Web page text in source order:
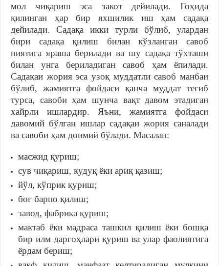
мол чиқариш эса закот дейилади. Гоҳида
қилинган ҳар бир яхшилик иш ҳам садақа
дейилади. Садақа икки турли бўлиб, улардан
бири садақа қилиш билан кўзланган савоб
ниятига яраша берилади ва шу садақа тўхташи
билан унга бериладиган савоб ҳам ёпилади.
Садақаи жория эса узоқ муддатли савоб манбаи
бўлиб, жамиятга фойдаси қанча муддат тегиб
турса, савоби ҳам шунча вақт давом этадиган
хайрли ишлардир. Яъни, жамиятга фойдаси
давомий бўлган ишлар садақаи жория саналади
ва савоби ҳам доимий бўлади. Масалан:
масжид қуриш;
сув чиқариш, қудуқ ёки ариқ қазиш;
йўл, кўприк қуриш;
боғ барпо қилиш;
завод, фабрика қуриш;
мактаб ёки мадраса ташкил қилиш ёки бошқа
бир илм даргоҳлари қуриш ва улар фаолиятига
ёрдам бериш;